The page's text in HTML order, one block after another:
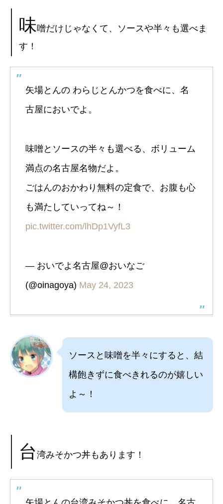
味噌だけじゃなくて、ソースや半々も選べま
す！
矢場とんの わらじとんかつを食べに、名
古屋においでよ。
味噌とソースの半々も選べる、ボリューム
満点の名古屋名物だよ。
ごはんのおかわり無料の定食で、お腹も心
も満たしていってね～！
pic.twitter.com/lhDp1VyfL3
— おいでよ名古屋@おいなご
(@oinagoya) May 24, 2023
ソースと味噌を半々にすると、結
構飽きずに食べきれるのが嬉しい
よ～！
台湾みそかつ丼もあります！